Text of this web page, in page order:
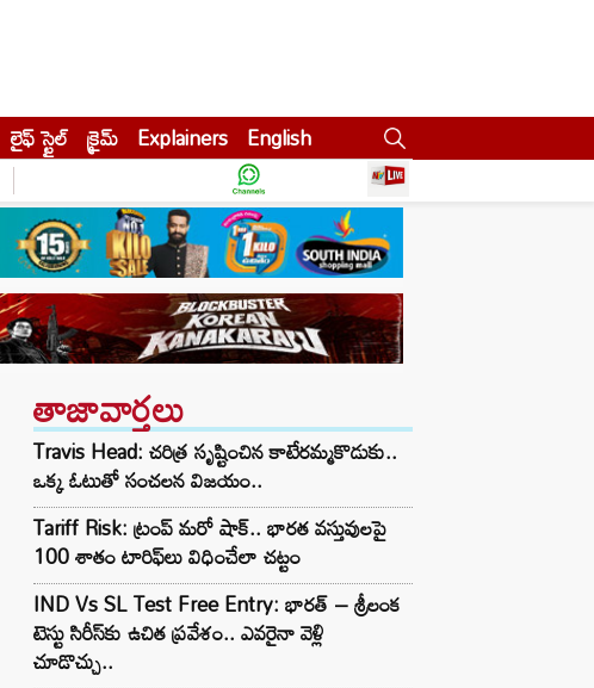
లైఫ్ స్టైల్ క్రైమ్ Explainers English
తాజావార్తలు
Travis Head: చరిత్ర సృష్టించిన కాటేరమ్మకొడుకు..
ఒక్క ఓటుతో సంచలన విజయం..
Tariff Risk: ట్రంప్ మరో షాక్.. భారత వస్తువులపై
100 శాతం టారిఫ్‌లు విధించేలా చట్టం
IND Vs SL Test Free Entry: భారత్ – శ్రీలంక
టెస్టు సిరీస్‌కు ఉచిత ప్రవేశం.. ఎవరైనా వెళ్లి
చూడొచ్చు..